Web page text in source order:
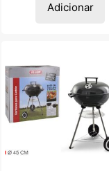
Adicionar